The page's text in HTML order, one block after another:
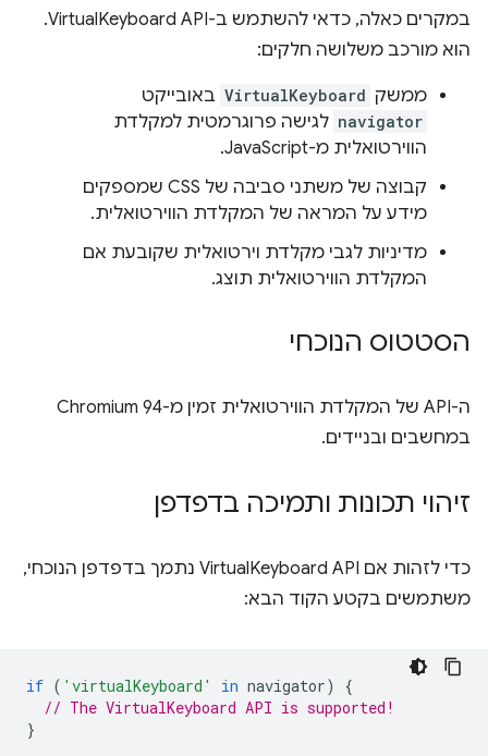
במקרים כאלה, כדאי להשתמש ב-VirtualKeyboard API.
הוא מורכב משלושה חלקים:
ממשק VirtualKeyboard באובייקט
navigator לגישה פרוגרמטית למקלדת
הווירטואלית מ-JavaScript.
קבוצה של משתני סביבה של CSS שמספקים
מידע על המראה של המקלדת הווירטואלית.
מדיניות לגבי מקלדת וירטואלית שקובעת אם
המקלדת הווירטואלית תוצג.
הסטטוס הנוכחי
ה-API של המקלדת הווירטואלית זמין מ-Chromium 94
במחשבים ובניידים.
זיהוי תכונות ותמיכה בדפדפן
כדי לזהות אם VirtualKeyboard API נתמך בדפדפן הנוכחי,
משתמשים בקטע הקוד הבא:
if ( 'virtualKeyboard' in navigator)
{
// The VirtualKeyboard API is supported!
}